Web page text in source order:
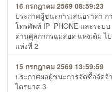
16 กรกฎาคม 2569 08:59:23
ประกาศผู้ชนะการเสนอราคา ก
โทรศัพท์ IP- PHONE และระบ
ด่านศุลกากรแม่สอด แห่งเดิม ไ
แห่งที่ 2
15 กรกฎาคม 2569 13:59:59
ประกาศผลผู้ชนะการจัดซื้อจัดจ้
ไตรมาส 3